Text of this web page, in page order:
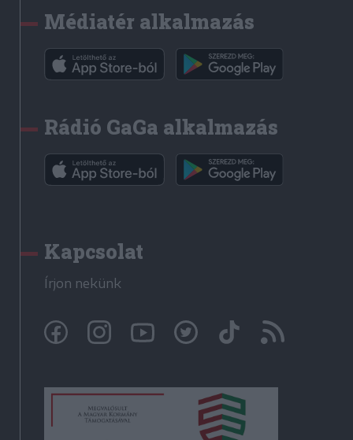
Médiatér alkalmazás
Rádió GaGa alkalmazás
Kapcsolat
Írjon nekünk